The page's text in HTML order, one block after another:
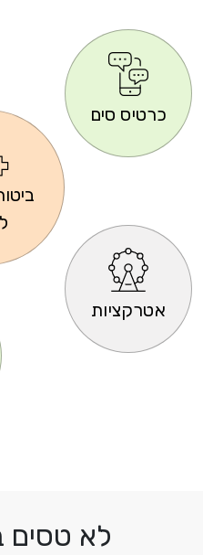
כרטיס סים
אטרקציות
לא טסים